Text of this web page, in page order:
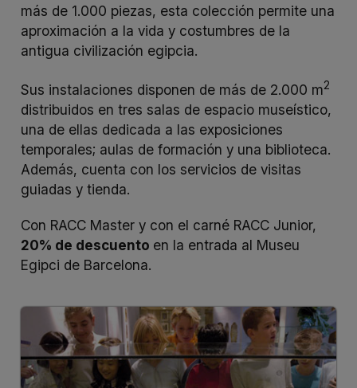
más de 1.000 piezas, esta colección permite una
aproximación a la vida y costumbres de la
antigua civilización egipcia.
Sus instalaciones disponen de más de 2.000 m2
distribuidos en tres salas de espacio museístico,
una de ellas dedicada a las exposiciones
temporales; aulas de formación y una biblioteca.
Además, cuenta con los servicios de visitas
guiadas y tienda.
Con RACC Master y con el carné RACC Junior,
20% de descuento en la entrada al Museu
Egipci de Barcelona.